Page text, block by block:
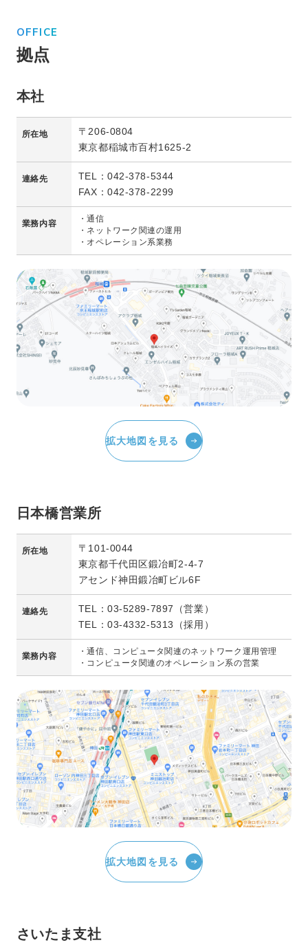
OFFICE
拠点
本社
所在地
〒206-0804
東京都稲城市百村1625-2
連絡先
TEL：042-378-5344
FAX：042-378-2299
業務内容
・通信
・ネットワーク関連の運用
・オペレーション系業務
拡大地図を見る
日本橋営業所
所在地
〒101-0044
東京都千代田区鍛冶町2-4-7
アセンド神田鍛冶町ビル6F
連絡先
TEL：03-5289-7897（営業）
TEL：03-4332-5313（採用）
業務内容
・通信、コンピュータ関連のネットワーク運用管理
・コンピュータ関連のオペレーション系の営業
拡大地図を見る
さいたま支社